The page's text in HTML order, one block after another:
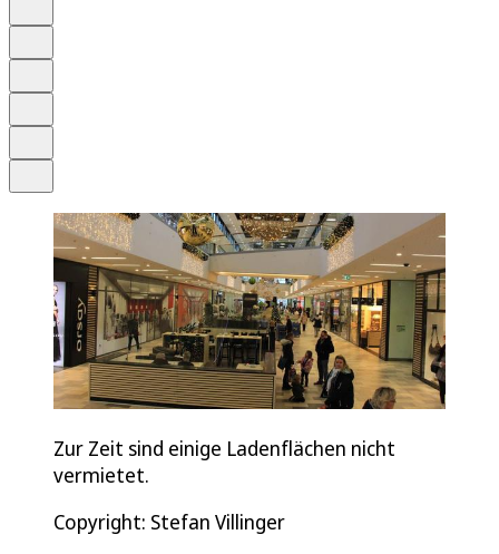
Zur Zeit sind einige Ladenflächen nicht
vermietet.
Copyright: Stefan Villinger